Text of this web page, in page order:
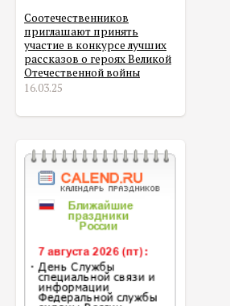
Соотечественников
приглашают принять
участие в конкурсе лучших
рассказов о героях Великой
Отечественной войны
16.03.25